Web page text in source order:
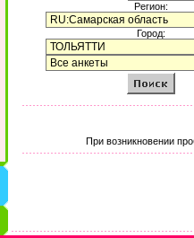
Регион:
Город:
При возникновении